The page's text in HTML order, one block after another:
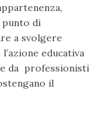
punto di
a svolgere
educativa
da professionisti
il